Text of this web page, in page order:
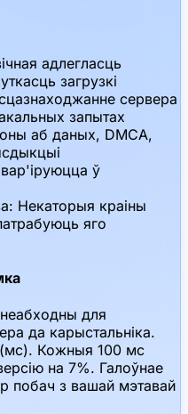
адлегласць
загрузкі
сервера
запытах
аб даных, DMCA,
ў
Некаторыя краіны
яго
для
да карыстальніка.
(мс). Кожныя 100 мс
на 7%. Галоўнае
побач з вашай мэтавай